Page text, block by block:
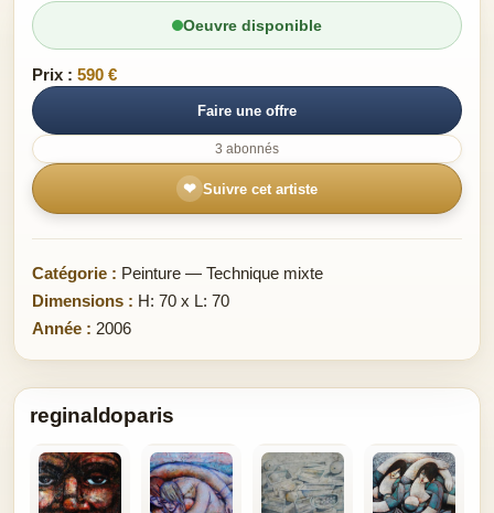
Oeuvre disponible
Prix : 590 €
Faire une offre
3 abonnés
❤ Suivre cet artiste
Catégorie : Peinture — Technique mixte
Dimensions : H: 70 x L: 70
Année : 2006
reginaldoparis